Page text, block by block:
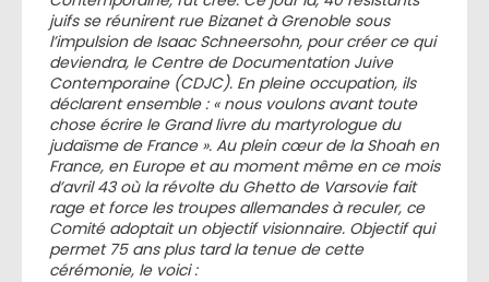
juifs se réunirent rue Bizanet à Grenoble sous
l’impulsion de Isaac Schneersohn, pour créer ce qui
deviendra, le Centre de Documentation Juive
Contemporaine (CDJC). En pleine occupation, ils
déclarent ensemble : « nous voulons avant toute
chose écrire le Grand livre du martyrologue du
judaïsme de France ». Au plein cœur de la Shoah en
France, en Europe et au moment même en ce mois
d’avril 43 où la révolte du Ghetto de Varsovie fait
rage et force les troupes allemandes à reculer, ce
Comité adoptait un objectif visionnaire. Objectif qui
permet 75 ans plus tard la tenue de cette
cérémonie, le voici :